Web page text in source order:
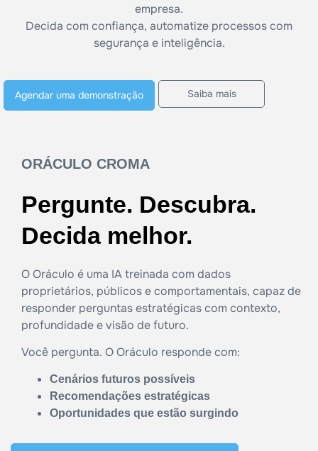
empresa.
Decida com confiança, automatize processos com
segurança e inteligência.
Agendar uma demonstração Saiba mais
ORÁCULO CROMA
Pergunte. Descubra.
Decida melhor.
O Oráculo é uma IA treinada com dados
proprietários, públicos e comportamentais, capaz de
responder perguntas estratégicas com contexto,
profundidade e visão de futuro.
Você pergunta. O Oráculo responde com:
Cenários futuros possíveis
Recomendações estratégicas
Oportunidades que estão surgindo